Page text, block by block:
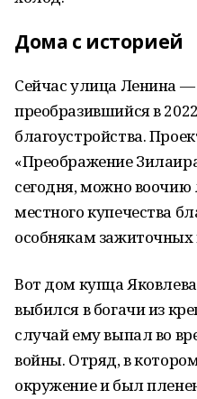
Дома с историей
Сейчас улица Ленина
преобразившийся в
благоустройства.
«Преображение
сегодня, можно воочию
местного купечества
особнякам зажиточных
Вот дом купца
выбился в богачи из
случай ему выпал во
войны. Отряд, в
окружение и был